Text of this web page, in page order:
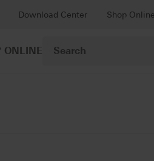
Download Center Shop Online
ONLINE